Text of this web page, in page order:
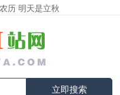
历 明天是立秋
立即搜索